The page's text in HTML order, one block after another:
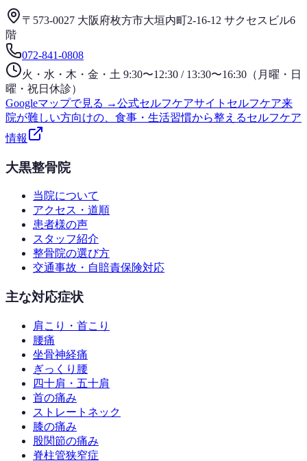
〒573-0027 大阪府枚方市大垣内町2-16-12 サクセスビル6
階
072-841-0808
火・水・木・金・土 9:30〜12:30 / 13:30〜16:30（月曜・日
曜・祝日休診）
Googleマップで見る →公式セルフケアサイト セルフケア来
院が難しい方向けの、食事・生活習慣から整えるセルフケア
情報
大黒整骨院
当院について
アクセス・道順
患者様の声
スタッフ紹介
整骨院の選び方
交通事故・自賠責保険対応
主な対応症状
肩こり・首こり
腰痛
坐骨神経痛
ぎっくり腰
四十肩・五十肩
首の痛み
ストレートネック
膝の痛み
股関節の痛み
脊柱管狭窄症